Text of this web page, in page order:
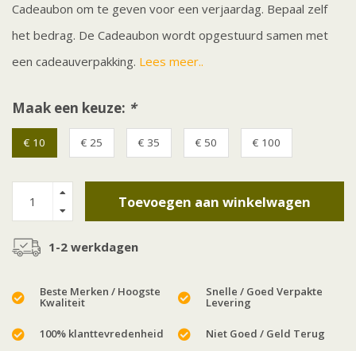
Cadeaubon om te geven voor een verjaardag. Bepaal zelf
het bedrag. De Cadeaubon wordt opgestuurd samen met
een cadeauverpakking. Lees meer..
Maak een keuze: *
€ 10 € 25 € 35 € 50 € 100
Toevoegen aan winkelwagen
1-2 werkdagen
Beste Merken / Hoogste
Kwaliteit
Snelle / Goed Verpakte
Levering
100% klanttevredenheid Niet Goed / Geld Terug